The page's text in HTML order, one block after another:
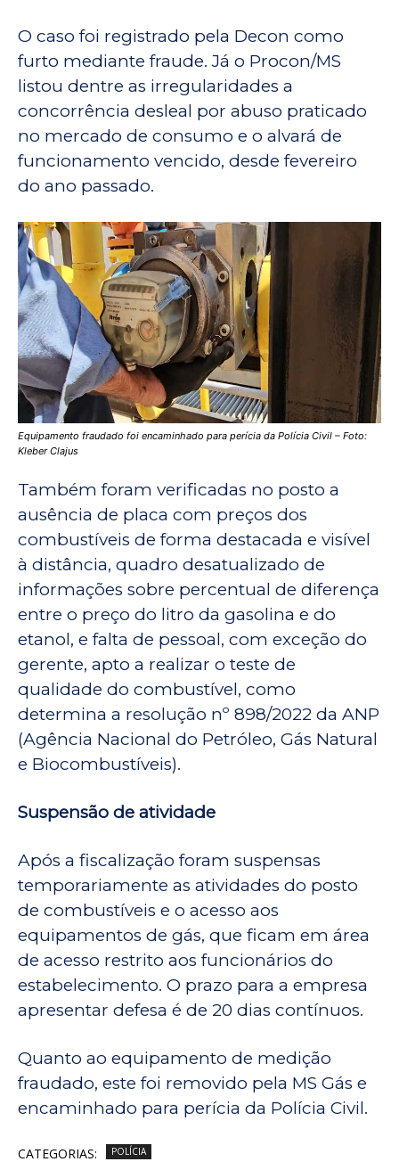
O caso foi registrado pela Decon como
furto mediante fraude. Já o Procon/MS
listou dentre as irregularidades a
concorrência desleal por abuso praticado
no mercado de consumo e o alvará de
funcionamento vencido, desde fevereiro
do ano passado.
Equipamento fraudado foi encaminhado para perícia da Polícia Civil – Foto:
Kleber Clajus
Também foram verificadas no posto a
ausência de placa com preços dos
combustíveis de forma destacada e visível
à distância, quadro desatualizado de
informações sobre percentual de diferença
entre o preço do litro da gasolina e do
etanol, e falta de pessoal, com exceção do
gerente, apto a realizar o teste de
qualidade do combustível, como
determina a resolução nº 898/2022 da ANP
(Agência Nacional do Petróleo, Gás Natural
e Biocombustíveis).
Suspensão de atividade
Após a fiscalização foram suspensas
temporariamente as atividades do posto
de combustíveis e o acesso aos
equipamentos de gás, que ficam em área
de acesso restrito aos funcionários do
estabelecimento. O prazo para a empresa
apresentar defesa é de 20 dias contínuos.
Quanto ao equipamento de medição
fraudado, este foi removido pela MS Gás e
encaminhado para perícia da Polícia Civil.
CATEGORIAS: POLÍCIA